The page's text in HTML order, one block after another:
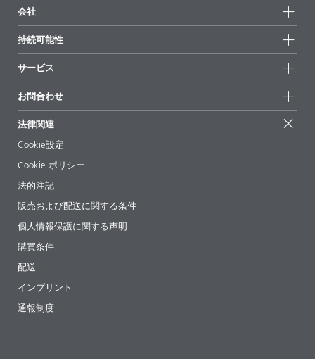
全製品
ハイライト
会社
ニュース
拠点と販売代理店
展示会 & イベント
経営陣
持続可能性
持続可能な製品
サクセスストーリー
EcoVadis
証明書
サービス
配合の出発点
論文記事
ebooks(電子書籍)
法令情報
添加剤ガイドアプリ
ビデオ
ダウンロード
お問合わせ
法律関連
Cookie設定
Cookie ポリシー
法的注記
販売および配送に関する条件
個人情報保護に関する声明
購買条件
配送
インプリント
通報制度